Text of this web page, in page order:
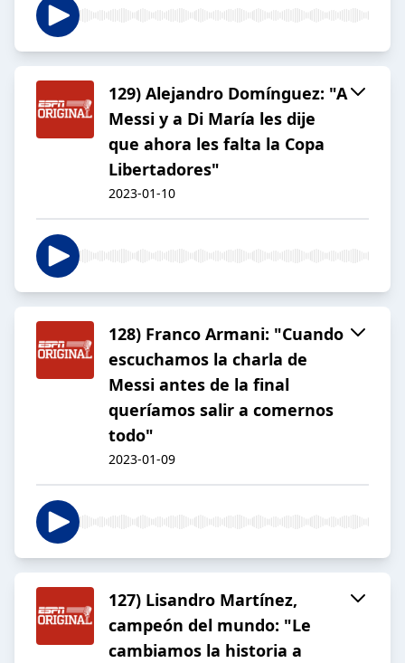
129) Alejandro Domínguez: "A
Messi y a Di María les dije
que ahora les falta la Copa
Libertadores"
2023-01-10
128) Franco Armani: "Cuando
escuchamos la charla de
Messi antes de la final
queríamos salir a comernos
todo"
2023-01-09
127) Lisandro Martínez,
campeón del mundo: "Le
cambiamos la historia a